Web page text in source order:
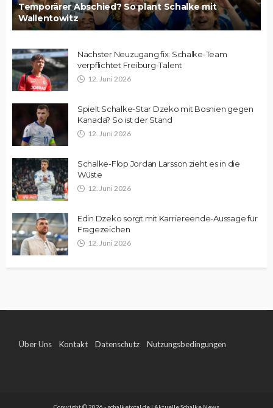
Temporärer Abschied? So plant Schalke mit
Wallentowitz
Nächster Neuzugang fix: Schalke-Team
verpflichtet Freiburg-Talent
12. Juni 2026
Spielt Schalke-Star Dzeko mit Bosnien gegen
Kanada? So ist der Stand
12. Juni 2026
Schalke-Flop Jordan Larsson zieht es in die
Wüste
12. Juni 2026
Edin Dzeko sorgt mit Karriereende-Aussage für
Fragezeichen
12. Juni 2026
Über Uns Kontakt Datenschutz Nutzungsbedingungen